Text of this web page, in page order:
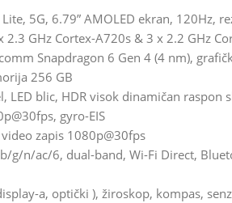
5G, 6.79” AMOLED ekran, 120Hz,
2.3 GHz Cortex-A720s & 3 x 2.2 GHz
Snapdragon 6 Gen 4 (4 nm),
256 GB
LED blic, HDR visok dinamičan raspon
gyro-EIS
zapis 1080p@30fps
g/n/ac/6, dual-band, Wi-Fi Direct,
a, optički ), žiroskop, kompas,